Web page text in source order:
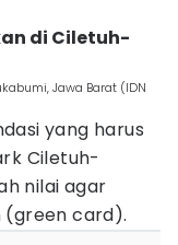
di Ciletuh-
Jawa Barat (IDN
yang harus
Ciletuh-
nilai agar
(green card).